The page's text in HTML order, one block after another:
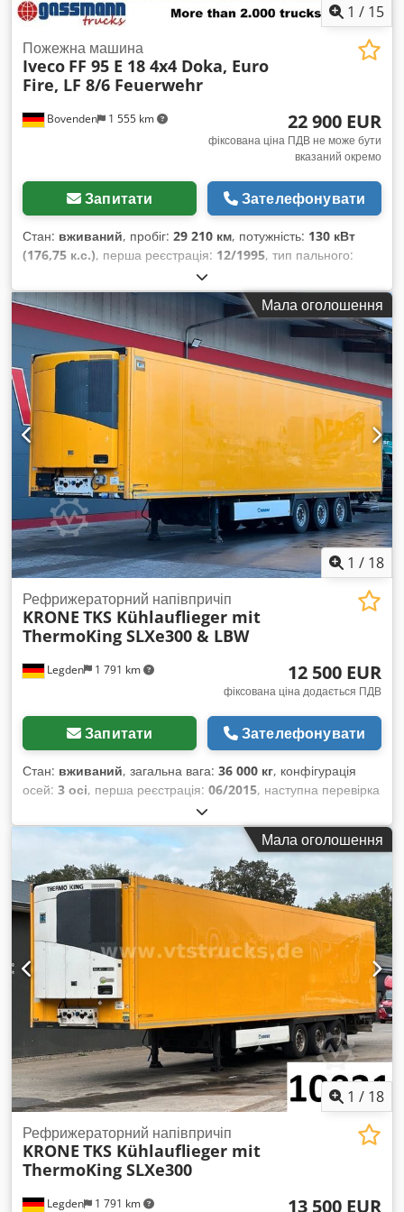
1 / 15
Bovenden 1 555 km
Пожежна машина
Iveco FF 95 E 18 4x4 Doka, Euro
Fire, LF 8/6 Feuerwehr
22 900 EUR
фіксована ціна ПДВ не може бути
вказаний окремо
Запитати Зателефонувати
Стан: вживаний, пробіг: 29 210 км, потужність: 130 кВт
(176,75 к.с.), перша реєстрація: 12/1995, тип пального:
, маса без навантаження:
вага навантаження:2 395 кг, загальна вага:9 500 кг, розмір
шини:335/80R22.5 , конфігурація осей: 4x4, колір:
червоний
, водійська кабіна:інше
, тип передачі:
механічний, клас викидів: euro1, підвіска:сталь
, кількість
місць:9, Обладнання:
ABS, блокування диференціала,
додаткові фари, кабіна, повний привід,
Мала оголошення
1 / 18
Legden 1 791 km
Рефрижераторний напівпричіп
KRONE TKS Kühlauflieger mit
ThermoKing SLXe300 & LBW
12 500 EUR
фіксована ціна додається ПДВ
Запитати Зателефонувати
Стан: вживаний, загальна вага: 36 000 кг, конфігурація
осей: 3 осі, перша реєстрація: 06/2015, наступна перевірка
, довжина вантажного відсіку:
ширина вантажного відсіку:2 500 мм, висота вантажного
Мала оголошення
1 / 18
Legden 1 791 km
Рефрижераторний напівпричіп
KRONE TKS Kühlauflieger mit
ThermoKing SLXe300
13 500 EUR